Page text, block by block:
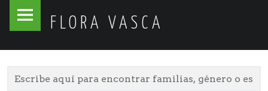
FLORA VASCA
Flora
Skip